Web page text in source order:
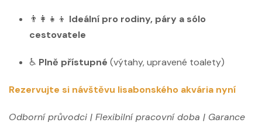
👨‍👩‍👧‍👦 Ideální pro rodiny, páry a sólo
cestovatele
♿ Plně přístupné (výtahy, upravené toalety)
Rezervujte si návštěvu lisabonského akvária nyní
Odborní průvodci | Flexibilní pracovní doba | Garance